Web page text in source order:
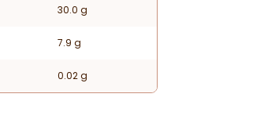
30.0 g
7.9 g
0.02 g